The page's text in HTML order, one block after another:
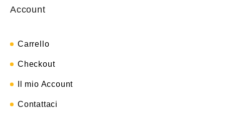
Account
Carrello
Checkout
Il mio Account
Contattaci